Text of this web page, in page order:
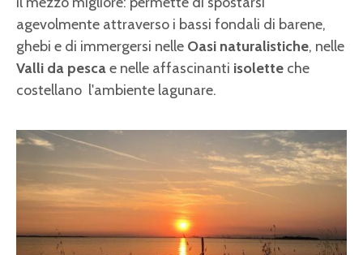
agevolmente attraverso i bassi fondali di barene,
ghebi e di immergersi nelle Oasi naturalistiche, nelle
Valli da pescae nelle affascinanti isolette che
costellano l'ambiente lagunare.